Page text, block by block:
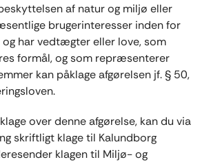
af natur og miljø eller
brugerinteresser inden for
og har vedtægter eller love, som
formål, og som repræsenterer
kan påklage afgørelsen jf. § 50,
over denne afgørelse, kan du via
skriftligt klage til Kalundborg
klagen til Miljø- og